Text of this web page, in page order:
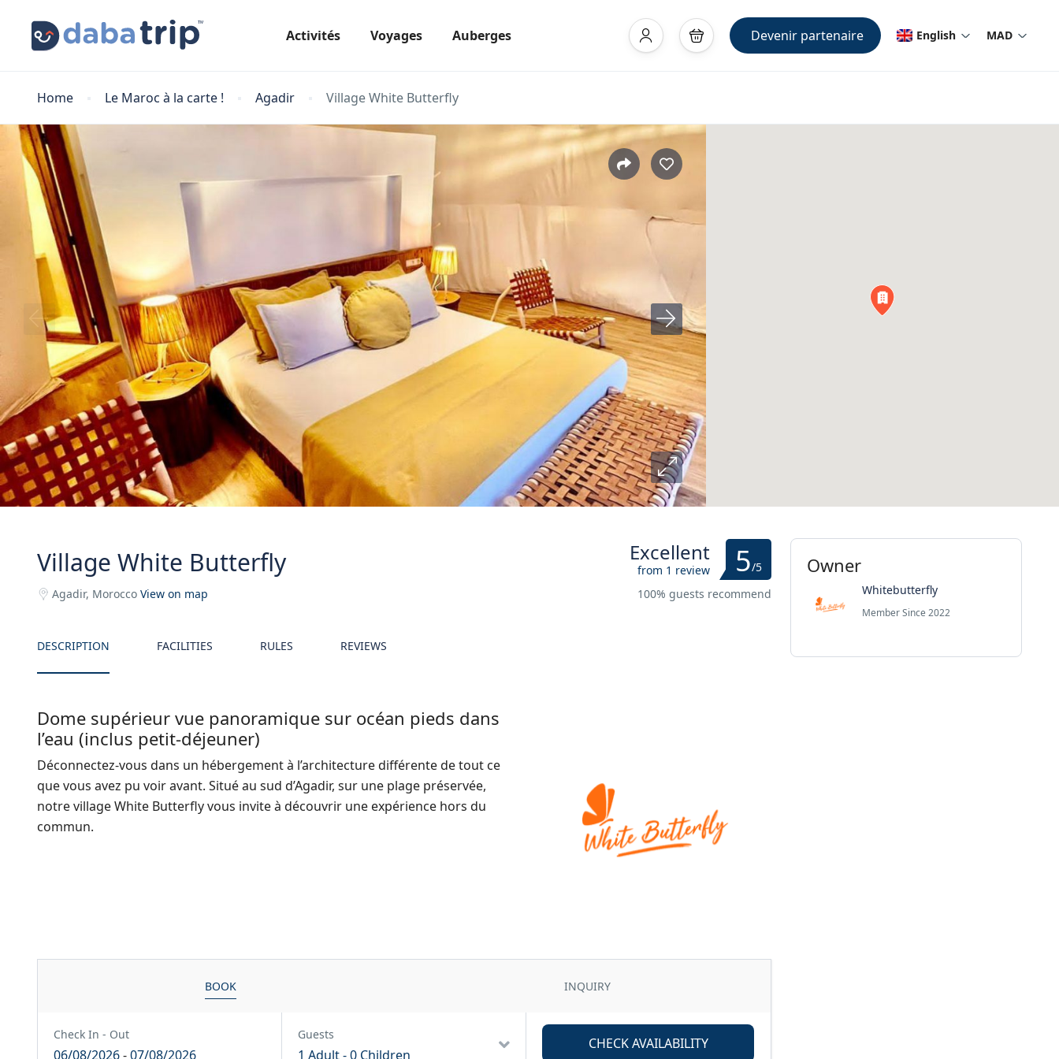
Activités Voyages Auberges Devenir partenaire English MAD
Home Le Maroc à la carte ! Agadir Village White Butterfly
Village White Butterfly
Agadir, Morocco View on map
Excellent
from 1 review 5/5
100% guests recommend
DESCRIPTION FACILITIES RULES REVIEWS
Dome supérieur vue panoramique sur océan pieds dans
l’eau (inclus petit-déjeuner)
Déconnectez-vous dans un hébergement à l’architecture différente de tout ce
que vous avez pu voir avant. Situé au sud d’Agadir, sur une plage préservée,
notre village White Butterfly vous invite à découvrir une expérience hors du
commun.
BOOK INQUIRY
Check In - Out
06/08/2026-07/08/2026
Guests
1 Adult-0 Children
Owner
Whitebutterfly
Member Since 2022